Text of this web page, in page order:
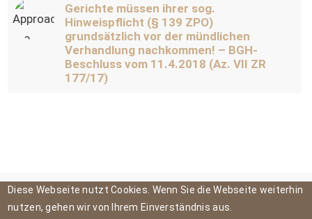
Gerichte müssen ihrer sog.
Hinweispflicht (§ 139 ZPO)
grundsätzlich vor der mündlichen
Verhandlung nachkommen! – BGH-
Beschluss vom 11.4.2018 (Az. VII ZR
177/17)
Diese Webseite nutzt Cookies. Wenn Sie die Webseite weiterhin
nutzen, gehen wir von Ihrem Einverständnis aus.